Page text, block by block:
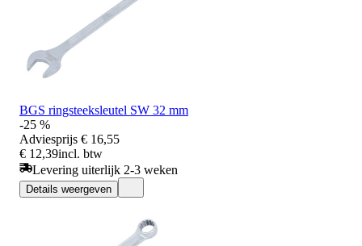
BGS ringsteeksleutel SW 32 mm
-25 %
Adviesprijs € 16,55
€ 12,39incl. btw
Levering uiterlijk 2-3 weken
Details weergeven